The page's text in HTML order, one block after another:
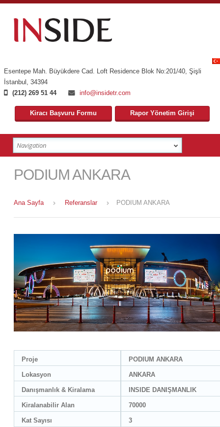
Esentepe Mah. Büyükdere Cad. Loft Residence Blok No:201/40, Şişli
İstanbul , 34394
(212) 269 51 44
info@insidetr.com
Kiracı Başvuru Formu Rapor Yönetim Girişi
PODIUM ANKARA
Ana Sayfa Referanslar PODIUM ANKARA
Proje PODIUM ANKARA
Lokasyon ANKARA
Danışmanlık & Kiralama INSIDE DANIŞMANLIK
Kiralanabilir Alan 70000
Kat Sayısı 3